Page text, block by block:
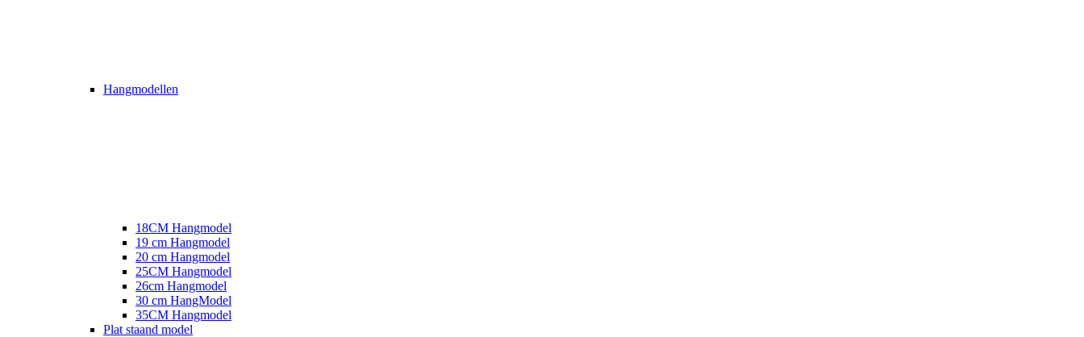
Hangmodellen
18CM Hangmodel
19 cm Hangmodel
20 cm Hangmodel
25CM Hangmodel
26cm Hangmodel
30 cm HangModel
35CM Hangmodel
Plat staand model